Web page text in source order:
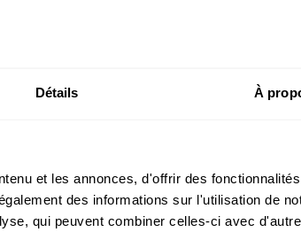
Détails À
et les annonces, d'offrir des
des informations sur l'utilisation de
qui peuvent combiner celles-ci avec